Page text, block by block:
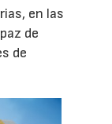
en las
de
de